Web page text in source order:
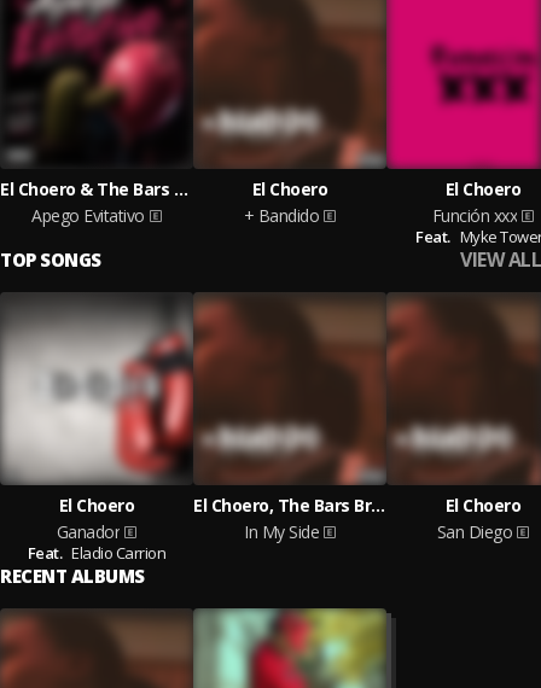
El Choero & The Bars Brothers
Apego Evitativo
El Choero
+ Bandido
El Choero
Función xxx
Feat. Myke
TOP SONGS VIEW ALL
El Choero
Ganador
Feat. Eladio Carrion
El Choero, The Bars Brothers
In My Side
El Choero
San Diego
RECENT ALBUMS